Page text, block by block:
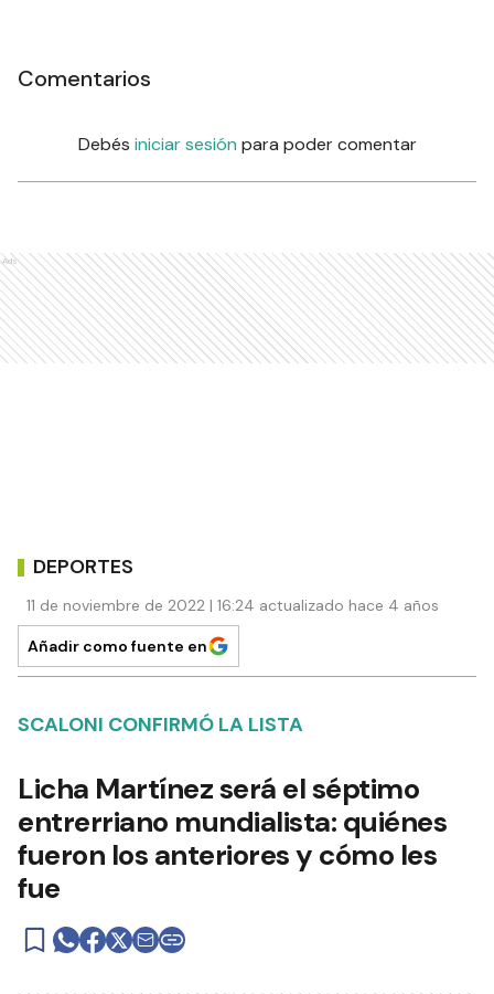
Comentarios
Debés iniciar sesión para poder comentar
Ads
DEPORTES
11 de noviembre de 2022 | 16:24 actualizado hace 4 años
Añadir como fuente en
SCALONI CONFIRMÓ LA LISTA
Licha Martínez será el séptimo
entrerriano mundialista: quiénes
fueron los anteriores y cómo les
fue